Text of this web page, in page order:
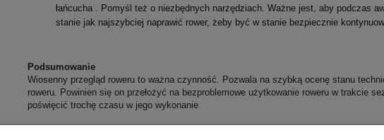
łańcucha . Pomyśl też o niezbędnych narzędziach. Ważne jest, aby podczas
stanie jak najszybciej naprawić rower, żeby być w stanie bezpiecznie
Podsumowanie
Wiosenny przegląd roweru to ważna czynność. Pozwala na szybką ocenę stanu
roweru. Powinien się on przełożyć na bezproblemowe użytkowanie roweru w trakcie
poświęcić trochę czasu w jego wykonanie.